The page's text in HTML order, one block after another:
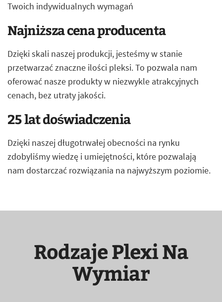
Twoich indywidualnych wymagań
Najniższa cena producenta
Dzięki skali naszej produkcji, jesteśmy w stanie
przetwarzać znaczne ilości pleksi. To pozwala nam
oferować nasze produkty w niezwykle atrakcyjnych
cenach, bez utraty jakości.
25 lat doświadczenia
Dzięki naszej długotrwałej obecności na rynku
zdobyliśmy wiedzę i umiejętności, które pozwalają
nam dostarczać rozwiązania na najwyższym poziomie.
Rodzaje Plexi Na
Wymiar